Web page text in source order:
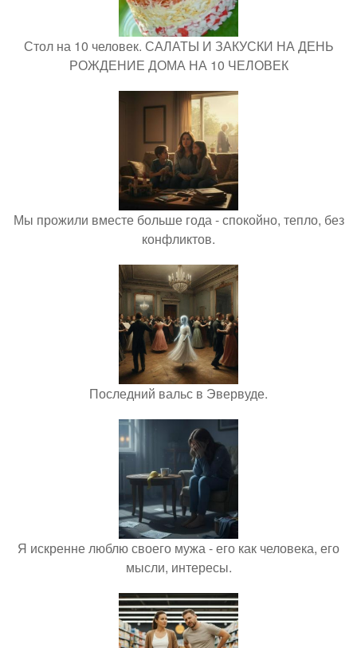
Стол на 10 человек. САЛАТЫ И ЗАКУСКИ НА ДЕНЬ
РОЖДЕНИЕ ДОМА НА 10 ЧЕЛОВЕК
Мы прожили вместе больше года - спокойно, тепло, без
конфликтов.
Последний вальс в Эвервуде.
Я искренне люблю своего мужа - его как человека, его
мысли, интересы.